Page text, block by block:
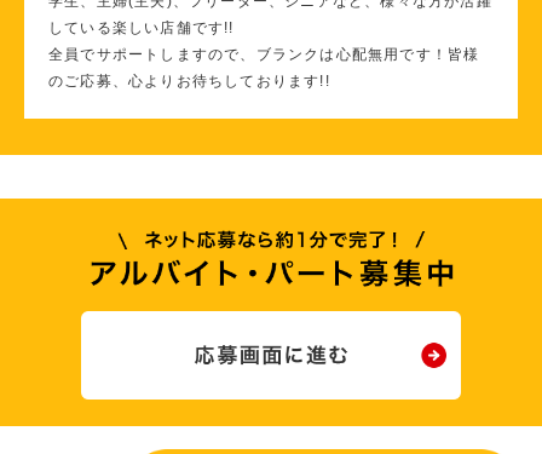
している楽しい店舗です!!
全員でサポートしますので、ブランクは心配無用です！皆様
のご応募、心よりお待ちしております!!